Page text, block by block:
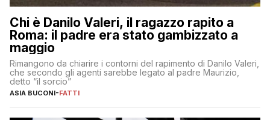
Chi è Danilo Valeri, il ragazzo rapito a
Roma: il padre era stato gambizzato a
maggio
Rimangono da chiarire i contorni del rapimento di Danilo Valeri,
che secondo gli agenti sarebbe legato al padre Maurizio,
detto “il sorcio”
ASIA BUCONI-FATTI